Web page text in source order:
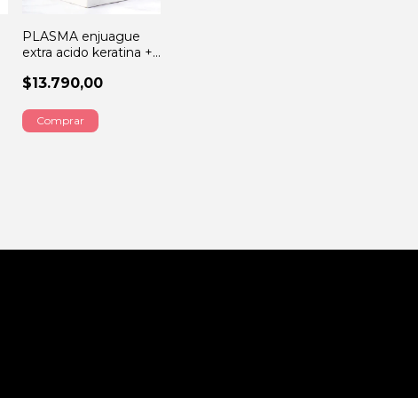
PLASMA enjuague
extra acido keratina +
$13.790,00
Comprar